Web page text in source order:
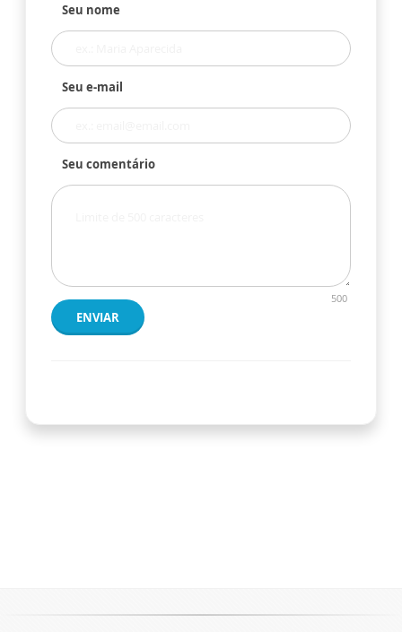
Seu nome
Seu e-mail
Seu comentário
500
ENVIAR